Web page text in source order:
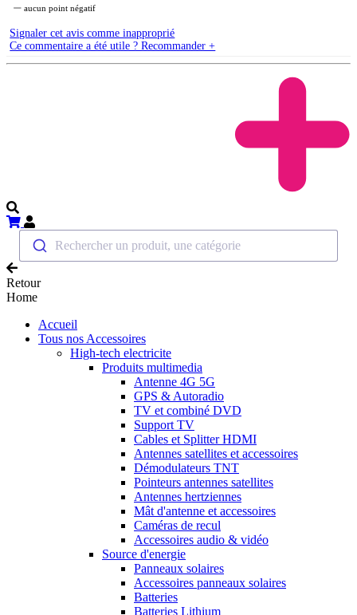
aucun point négatif
Signaler cet avis comme inapproprié
Ce commentaire a été utile ? Recommander +
Rechercher un produit, une catégorie
Retour
Home
Accueil
Tous nos Accessoires
High-tech electricite
Produits multimedia
Antenne 4G 5G
GPS & Autoradio
TV et combiné DVD
Support TV
Cables et Splitter HDMI
Antennes satellites et accessoires
Démodulateurs TNT
Pointeurs antennes satellites
Antennes hertziennes
Mât d'antenne et accessoires
Caméras de recul
Accessoires audio & vidéo
Source d'energie
Panneaux solaires
Accessoires panneaux solaires
Batteries
Batteries Lithium